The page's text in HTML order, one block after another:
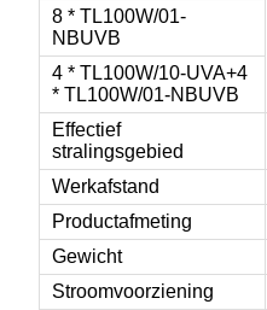
8 * TL100W/01-
NBUVB
4 * TL100W/10-UVA+4
* TL100W/01-NBUVB
Effectief
stralingsgebied
Werkafstand
Productafmeting
Gewicht
Stroomvoorziening